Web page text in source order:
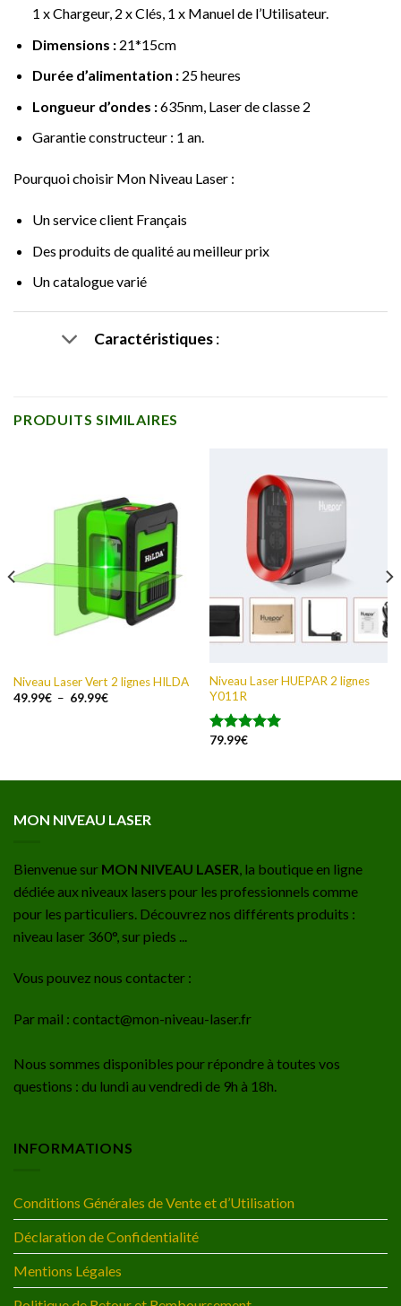
1 x Chargeur, 2 x Clés, 1 x Manuel de l’Utilisateur.
Dimensions :21*15cm
Durée d’alimentation :25 heures
Longueur d’ondes :635nm, Laser de classe 2
Garantie constructeur : 1 an.
Pourquoi choisir Mon Niveau Laser :
Un service client Français
Des produits de qualité au meilleur prix
Un catalogue varié
Caractéristiques:
PRODUITS SIMILAIRES
Niveau Laser Vert 2 lignes HILDA
49.99€ – 69.99€Plage
Niveau Laser HUEPAR 2 lignes
Y011R
Note5.00
79.99€
MON NIVEAU LASER
Bienvenue sur MON NIVEAU LASER, la boutique en ligne
dédiée aux niveaux lasers pour les professionnels comme
pour les particuliers. Découvrez nos différents produits :
niveau laser 360°, sur pieds ...
Vous pouvez nous contacter :
Par mail : contact@mon-niveau-laser.fr
Nous sommes disponibles pour répondre à toutes vos
questions : du lundi au vendredi de 9h à 18h.
INFORMATIONS
Conditions Générales de Vente et d’Utilisation
Déclaration de Confidentialité
Mentions Légales